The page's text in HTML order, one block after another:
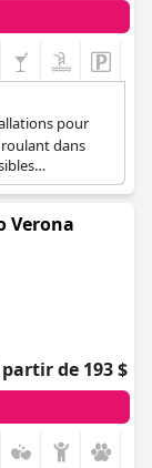
pour
dans
la salle de bain,
barre d'appui
ou tactile
Verona
de 193 $